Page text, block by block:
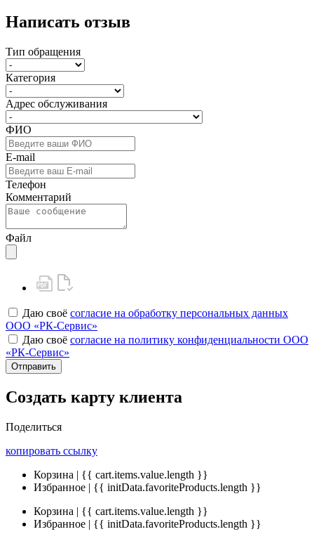
Написать отзыв
Тип обращения
Категория
Адрес обслуживания
ФИО
E-mail
Телефон
Комментарий
Файл
Даю своё согласие на обработку персональных данных
ООО «РК-Сервис»
Даю своё согласие на политику конфиденциальности ООО
«РК-Сервис»
Отправить
Создать карту клиента
Поделиться
копировать ссылку
Корзина | {{ cart.items.value.length }}
Избранное | {{ initData.favoriteProducts.length }}
Корзина | {{ cart.items.value.length }}
Избранное | {{ initData.favoriteProducts.length }}